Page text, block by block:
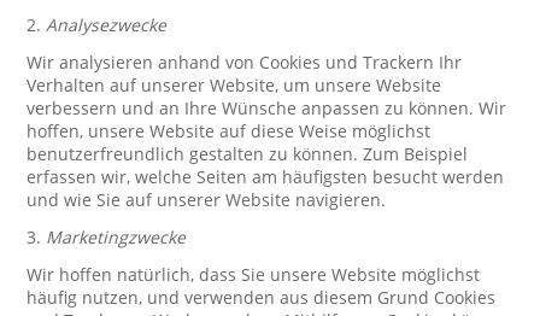
2.Analysezwecke
Wir analysieren anhand von Cookies und Trackern Ihr
Verhalten auf unserer Website, um unsere Website
verbessern und an Ihre Wünsche anpassen zu können. Wir
hoffen, unsere Website auf diese Weise möglichst
benutzerfreundlich gestalten zu können. Zum Beispiel
erfassen wir, welche Seiten am häufigsten besucht werden
und wie Sie auf unserer Website navigieren.
3. Marketingzwecke
Wir hoffen natürlich, dass Sie unsere Website möglichst
häufig nutzen, und verwenden aus diesem Grund Cookies